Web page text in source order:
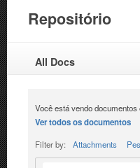
Repositório
All Docs
Você está vendo
Ver todos os documentos
Filter by: Attachments